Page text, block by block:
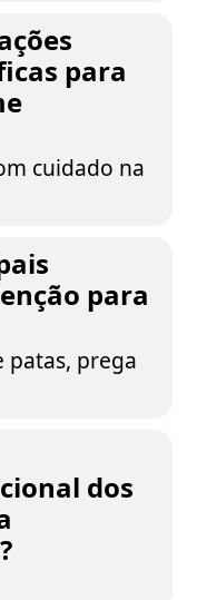
para
cuidado na
para
patas, prega
dos